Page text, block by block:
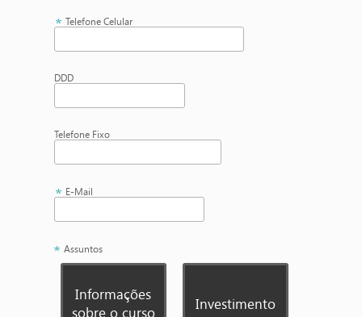
Telefone Celular
DDD
Telefone Fixo
E-Mail
Assuntos
Informações
sobre o curso
Investimento